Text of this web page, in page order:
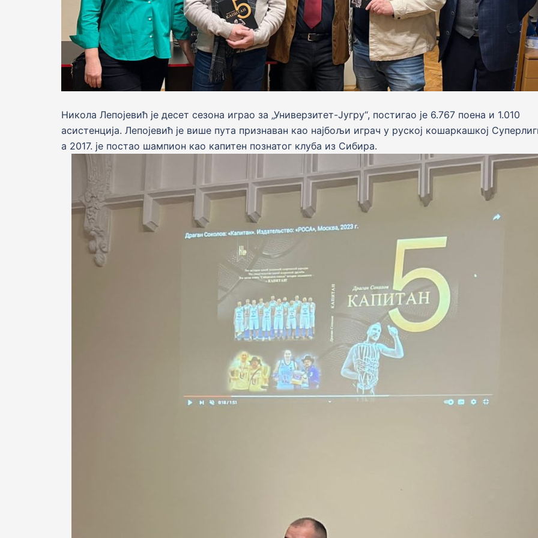
Никола Лепојевић је десет сезона играо за „Универзитет-Југру“, постигао је 6.767 поена и 1.010
асистенција. Лепојевић је више пута признаван као најбољи играч у руској кошаркашкој
а 2017. је постао шампион као капитен познатог клуба из Сибира.